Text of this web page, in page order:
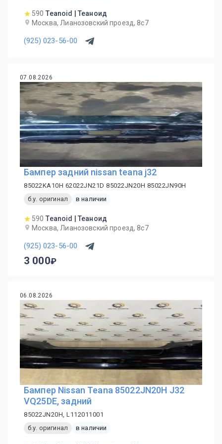
590 Teanoid | Теаноид
Москва, Лианозовский проезд, 8с7
(925) 023-56-00
07.08.2026
Бампер задний nissan teana j32
85022KA10H 62022JN21D 85022JN20H 85022JN90H
б.у. оригинал
в наличии
590 Teanoid | Теаноид
Москва, Лианозовский проезд, 8с7
(925) 023-56-00
3 000
06.08.2026
Бампер Nissan Teana 85022JN20H J32
VQ25DE, задний
85022JN20H, L112011001
б.у. оригинал
в наличии